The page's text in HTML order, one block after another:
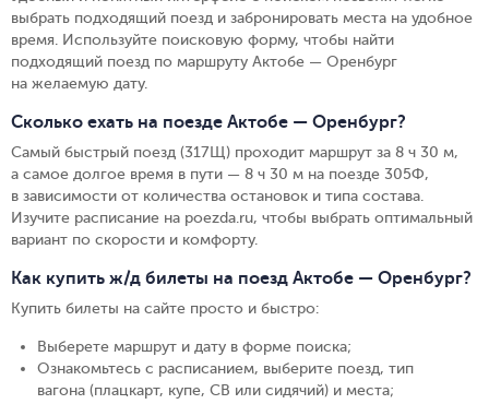
выбрать подходящий поезд и забронировать места на удобное
время. Используйте поисковую форму, чтобы найти
подходящий поезд по маршруту Актобе — Оренбург
на желаемую дату.
Сколько ехать на поезде Актобе — Оренбург?
Самый быстрый поезд (317Щ) проходит маршрут за 8 ч 30 м,
а самое долгое время в пути — 8 ч 30 м на поезде 305Ф,
в зависимости от количества остановок и типа состава.
Изучите расписание на poezda.ru, чтобы выбрать оптимальный
вариант по скорости и комфорту.
Как купить ж/д билеты на поезд Актобе — Оренбург?
Купить билеты на сайте просто и быстро:
Выберете маршрут и дату в форме поиска;
Ознакомьтесь с расписанием, выберите поезд, тип
вагона (плацкарт, купе, СВ или сидячий) и места;